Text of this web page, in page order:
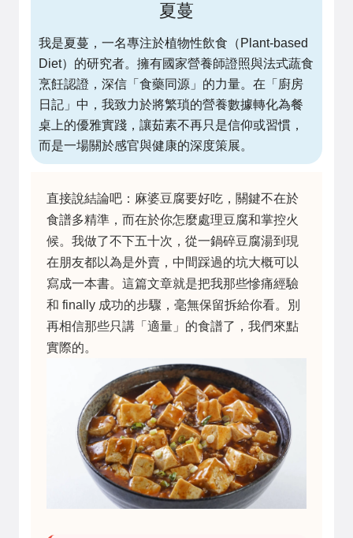
夏蔓
我是夏蔓，一名專注於植物性飲食（Plant-based
Diet）的研究者。擁有國家營養師證照與法式蔬食
烹飪認證，深信「食藥同源」的力量。在「廚房
日記」中，我致力於將繁瑣的營養數據轉化為餐
桌上的優雅實踐，讓茹素不再只是信仰或習慣，
而是一場關於感官與健康的深度策展。
直接說結論吧：麻婆豆腐要好吃，關鍵不在於
食譜多精準，而在於你怎麼處理豆腐和掌控火
候。我做了不下五十次，從一鍋碎豆腐湯到現
在朋友都以為是外賣，中間踩過的坑大概可以
寫成一本書。這篇文章就是把我那些慘痛經驗
和 finally 成功的步驟，毫無保留拆給你看。別
再相信那些只講「適量」的食譜了，我們來點
實際的。